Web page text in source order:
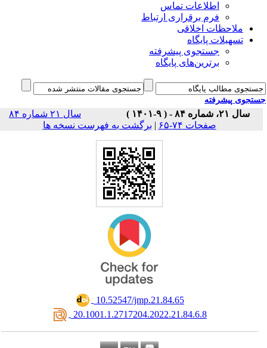
اطلاعات تماس
فرم برقراری ارتباط
ملاحظات اخلاقی
تسهیلات پایگاه
جستجوی پیشرفته
برترین‌های پایگاه
پیشرفته
سال ۲۱، شماره ۸۴ - ( ۹-۱۴۰۱ )
سال ۲۱ شماره ۸۴
صفحات ۷۴-۶۵
|برگشت به فهرست نسخه ها
‎ 10.52547/jmp.21.84.65
‎ 20.1001.1.2717204.2022.21.84.6.8